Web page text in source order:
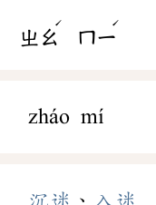
ㄓㄠ
ˊ
ㄇㄧ
ˊ
zháo mí
沉迷 、 入迷